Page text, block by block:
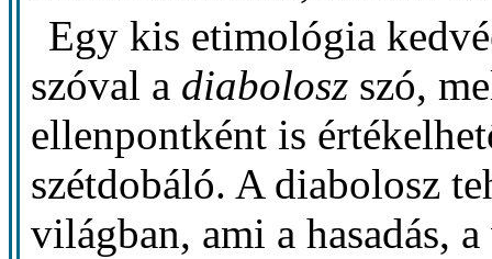
Egy kis etimológia
szóval a diabolosz szó,
ellenpontként is
szétdobáló. A diabolosz
világban, ami a hasadás,